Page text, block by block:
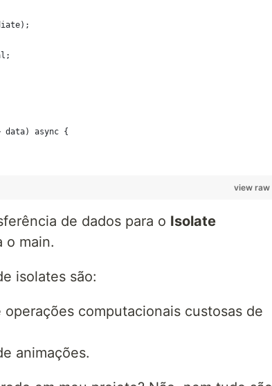
view raw
de dados para o Isolate
o main.
isolates são:
computacionais custosas de
animações.